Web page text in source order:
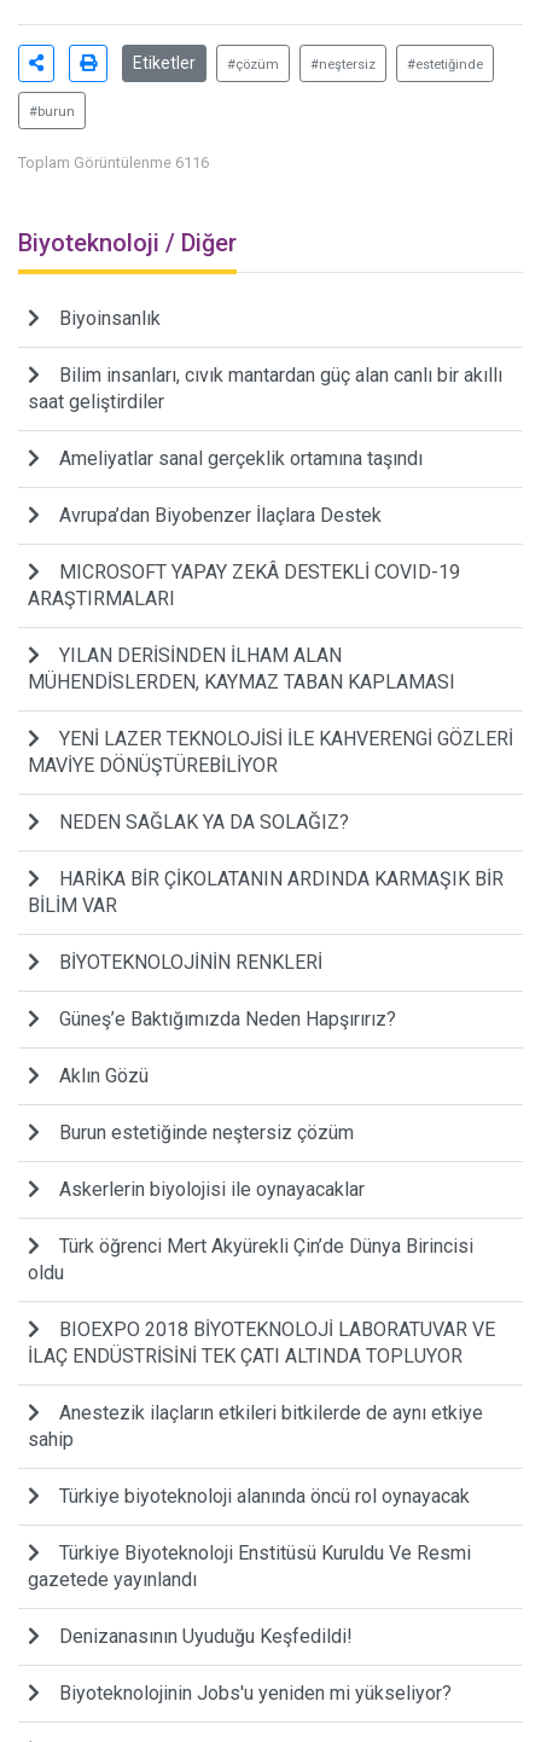
Etiketler #çözüm #neştersiz #estetiğinde
#burun
Toplam Görüntülenme 6116
Biyoteknoloji / Diğer
Biyoinsanlık
Bilim insanları, cıvık mantardan güç alan canlı bir akıllı
saat geliştirdiler
Ameliyatlar sanal gerçeklik ortamına taşındı
Avrupa’dan Biyobenzer İlaçlara Destek
MICROSOFT YAPAY ZEKÂ DESTEKLİ COVID-19
ARAŞTIRMALARI
YILAN DERİSİNDEN İLHAM ALAN
MÜHENDİSLERDEN, KAYMAZ TABAN KAPLAMASI
YENİ LAZER TEKNOLOJİSİ İLE KAHVERENGİ GÖZLERİ
MAVİYE DÖNÜŞTÜREBİLİYOR
NEDEN SAĞLAK YA DA SOLAĞIZ?
HARİKA BİR ÇİKOLATANIN ARDINDA KARMAŞIK BİR
BİLİM VAR
BİYOTEKNOLOJİNİN RENKLERİ
Güneş’e Baktığımızda Neden Hapşırırız?
Aklın Gözü
Burun estetiğinde neştersiz çözüm
Askerlerin biyolojisi ile oynayacaklar
Türk öğrenci Mert Akyürekli Çin’de Dünya Birincisi
oldu
BIOEXPO 2018 BİYOTEKNOLOJİ LABORATUVAR VE
İLAÇ ENDÜSTRİSİNİ TEK ÇATI ALTINDA TOPLUYOR
Anestezik ilaçların etkileri bitkilerde de aynı etkiye
sahip
Türkiye biyoteknoloji alanında öncü rol oynayacak
Türkiye Biyoteknoloji Enstitüsü Kuruldu Ve Resmi
gazetede yayınlandı
Denizanasının Uyuduğu Keşfedildi!
Biyoteknolojinin Jobs'u yeniden mi yükseliyor?